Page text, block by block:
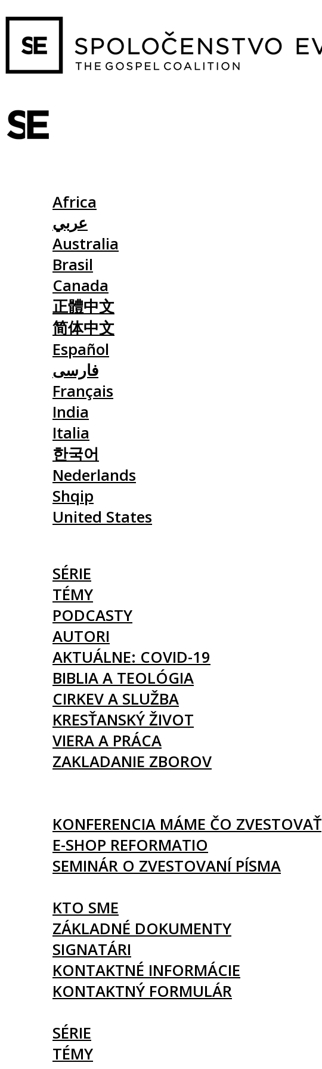
Africa
عربي
Australia
Brasil
Canada
正體中文
简体中文
Español
فارسی
Français
India
Italia
한국어
Nederlands
Shqip
United States
SÉRIE
TÉMY
PODCASTY
AUTORI
AKTUÁLNE: COVID-19
BIBLIA A TEOLÓGIA
CIRKEV A SLUŽBA
KRESŤANSKÝ ŽIVOT
VIERA A PRÁCA
ZAKLADANIE ZBOROV
KONFERENCIA MÁME ČO ZVESTOVAŤ
E-SHOP REFORMATIO
SEMINÁR O ZVESTOVANÍ PÍSMA
KTO SME
ZÁKLADNÉ DOKUMENTY
SIGNATÁRI
KONTAKTNÉ INFORMÁCIE
KONTAKTNÝ FORMULÁR
SÉRIE
TÉMY